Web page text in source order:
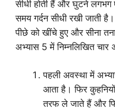
सीधी होती हैं और घुटने
समय गर्दन सीधी रखी जाती
पीछे को खींचे हुए और सीना
अभ्यास 5 में निम्नलिखित
पहली अवस्था में
आता है। फिर
तरफ ले जाते हैं और